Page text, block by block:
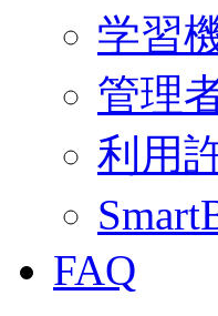
学習
管理
利用
FAQ